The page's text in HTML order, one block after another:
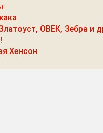
ОВЕК, Зебра и
Хенсон